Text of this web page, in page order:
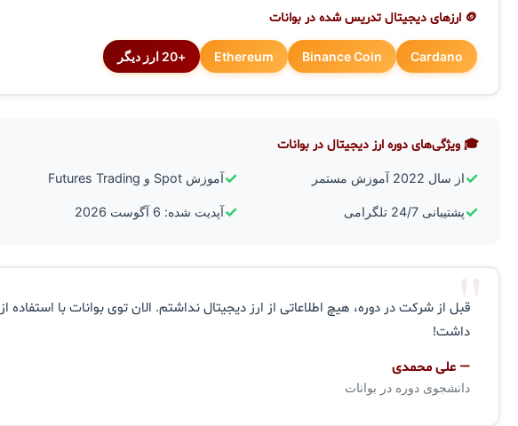
🪙 ارزهای دیجیتال تدریس شده در بوانات
Cardano
Binance Coin
Ethereum +20 ارز دیگر
🎓 ویژگی‌های دوره ارز دیجیتال در بوانات
✓از سال 2022 آموزش مستمر ✓آموزش Spot و Futures Trading
✓پشتیبانی 24/7 تلگرامی ✓آپدیت شده: 6 آگوست 2026
"
قبل از شرکت در دوره، هیچ اطلاعاتی از ارز دیجیتال نداشتم. الان توی بوانات با
داشت!
— علی محمدی
دانشجوی دوره در بوانات